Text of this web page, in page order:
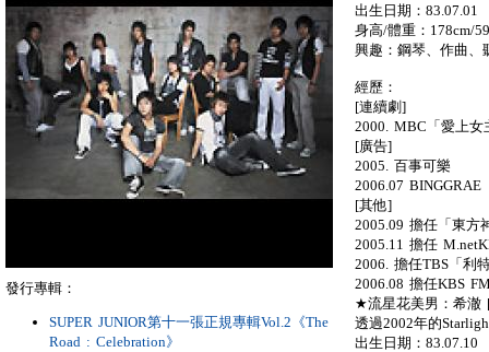
出生日期：83.07.01
身高/體重：178cm/
興趣：鋼琴、作曲、
經歷：
[連續劇]
2000. MBC「愛上女
[廣告]
2005. 百事可樂
2006.07 BINGGRAE
[其他]
2005.09 擔任「東方
2005.11 擔任
2006. 擔任TBS「利
2006.08 擔任KBS
★流星花美男：希澈
透過2002年的
出生日期：83.07.10
發行專輯：
SUPER JUNIOR第十一張正規專輯Vol.2《The
Road : Celebration》